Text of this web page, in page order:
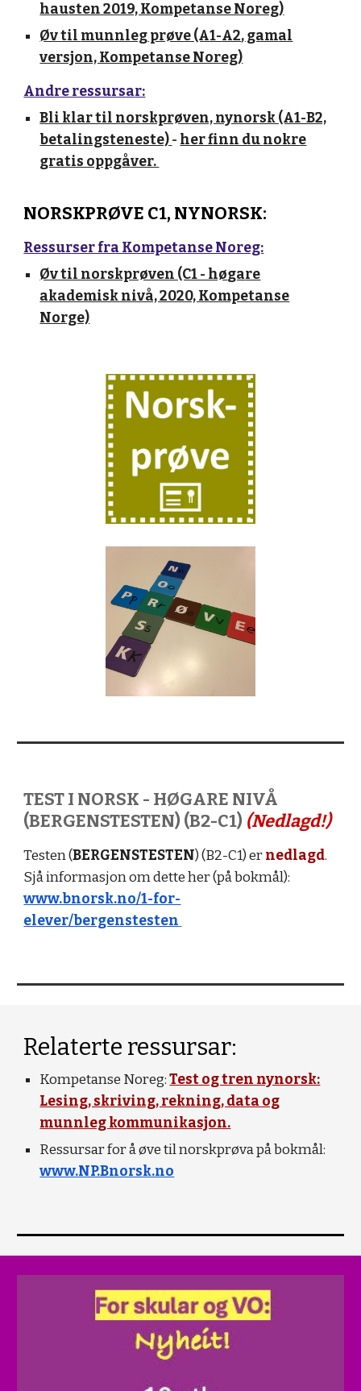
hausten 2019, Kompetanse Noreg)
Øv til munnlegprøve (A1-A2, gamal
versjon, Kompetanse Noreg)
Andre ressursar:
Bli klar til norskprøven, nynorsk (A1-B2,
betalingsteneste)- her finn dunokre
gratis oppgåver.
NORSKPRØVE C1, NYNORSK:
Ressurser fra Kompetanse Noreg:
Øv til norskprøven (C1 - høgare
akademisk nivå, 2020, Kompetanse
Norge)
TEST I NORSK - HØGARE NIVÅ
(BERGENSTESTEN) (B2-C1) (Nedlagd!)
Testen (BERGENSTESTEN) (B2-C1) ernedlagd.
Sjå informasjon om detteher (på bokmål):
www.bnorsk.no/1-for-
elever/bergenstesten
Relaterte ressursar:
Kompetanse Noreg:Test og tren nynorsk:
Lesing, skriving, rekning, data og
munnleg kommunikasjon.
Ressursar for å øve til norskprøva på bokmål:
www.NP.Bnorsk.no